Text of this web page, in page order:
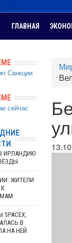
ГЛАВНАЯ
Санкции
сейчас
ИРЛАНДИЮ
ЖИТЕЛИ
В
НА НЕЙ